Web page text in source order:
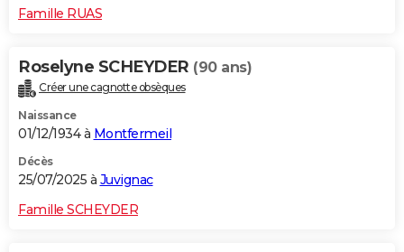
Famille RUAS
Roselyne SCHEYDER (90 ans)
Créer une cagnotte obsèques
Naissance
01/12/1934 à Montfermeil
Décès
25/07/2025 à Juvignac
Famille SCHEYDER